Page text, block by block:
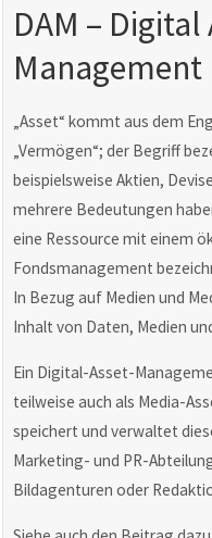
DAM – Digital
Management
„Asset“ kommt aus dem
„Vermögen“; der Begriff
beispielsweise Aktien,
mehrere Bedeutungen
eine Ressource mit einem
Fondsmanagement
In Bezug auf Medien und
Inhalt von Daten, Medien
Ein Digital-Asset-
teilweise auch als Media-
speichert und verwaltet
Marketing- und PR-
Bildagenturen oder